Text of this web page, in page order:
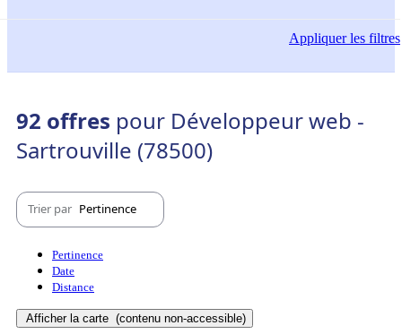
Appliquerles filtres
92 offres pour Développeur web -
Sartrouville (78500)
Trier par Pertinence
Pertinence
Date
Distance
Afficher la carte (contenu non-accessible)